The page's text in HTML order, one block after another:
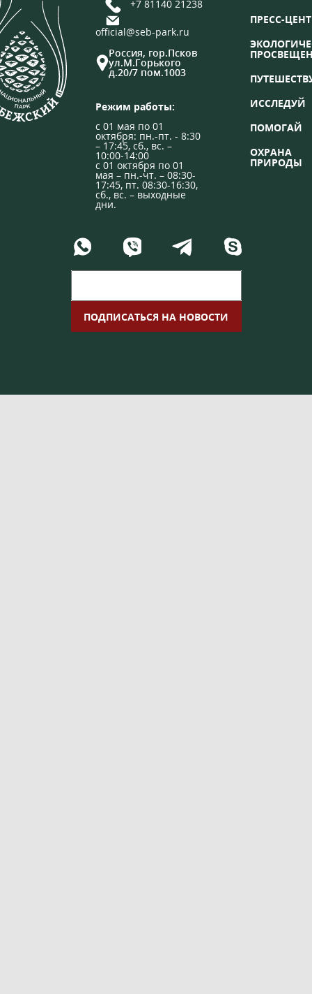
+7 81140 21238
official@seb-park.ru
Россия, гор.Псков
ул.М.Горького
д.20/7 пом.1003
Режим работы:
с 01 мая по 01
октября: пн.-пт. - 8:30
– 17:45, сб., вс. –
10:00-14:00
с 01 октября по 01
мая – пн.-чт. – 08:30-
17:45, пт. 08:30-16:30,
сб., вс. – выходные
дни.
ПРЕСС-
ИССЛЕДУЙ
ПОМОГАЙ
ОХРАНА
ПРИРОДЫ